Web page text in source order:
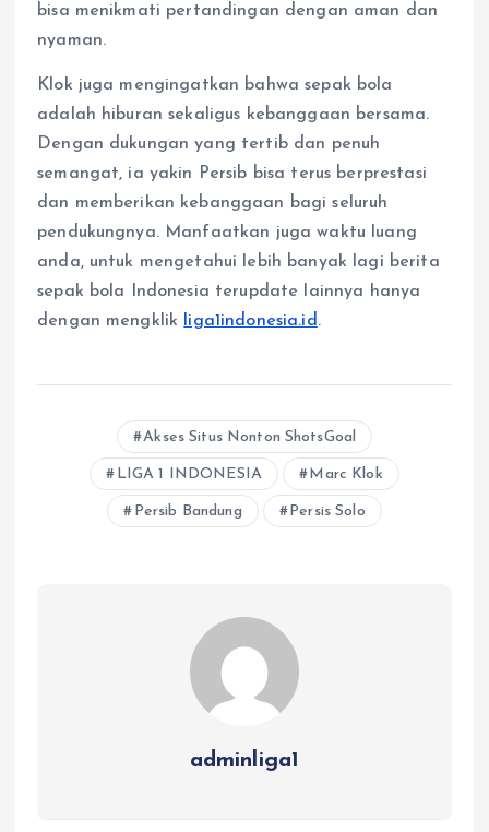
bisa menikmati pertandingan dengan aman dan
nyaman.
Klok juga mengingatkan bahwa sepak bola
adalah hiburan sekaligus kebanggaan bersama.
Dengan dukungan yang tertib dan penuh
semangat, ia yakin Persib bisa terus berprestasi
dan memberikan kebanggaan bagi seluruh
pendukungnya. Manfaatkan juga waktu luang
anda, untuk mengetahui lebih banyak lagi berita
sepak bola Indonesia terupdate lainnya hanya
dengan mengklik
liga1indonesia.id .
Akses Situs Nonton ShotsGoal
LIGA 1 INDONESIA Marc Klok
Persib Bandung Persis Solo
adminliga1